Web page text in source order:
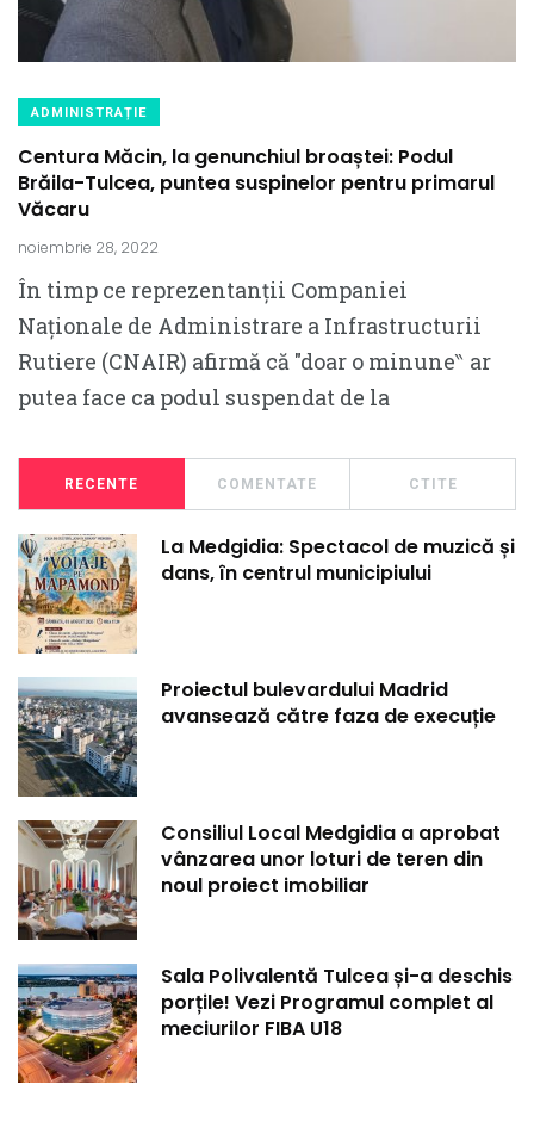
ADMINISTRAȚIE
Centura Măcin, la genunchiul broaștei: Podul
Brăila-Tulcea, puntea suspinelor pentru primarul
Văcaru
noiembrie 28, 2022
În timp ce reprezentanții Companiei
Naționale de Administrare a Infrastructurii
Rutiere (CNAIR) afirmă că ″doar o minune‶ ar
putea face ca podul suspendat de la
RECENTE COMENTATE CTITE
La Medgidia: Spectacol de muzică și
dans, în centrul municipiului
Proiectul bulevardului Madrid
avansează către faza de execuție
Consiliul Local Medgidia a aprobat
vânzarea unor loturi de teren din
noul proiect imobiliar
Sala Polivalentă Tulcea și-a deschis
porțile! Vezi Programul complet al
meciurilor FIBA U18